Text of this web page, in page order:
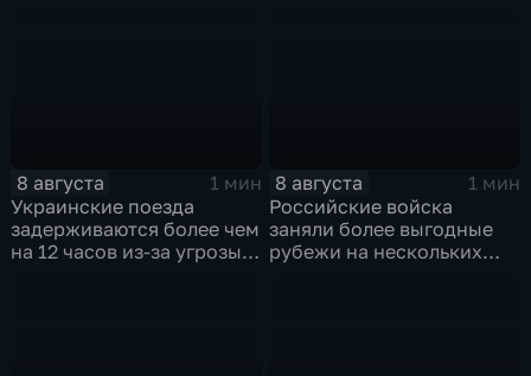
8 августа
1 мин
Украинские поезда
задерживаются более чем
на 12 часов из-за угрозы
8 августа
1 мин
Российские войска
заняли более выгодные
рубежи на нескольких